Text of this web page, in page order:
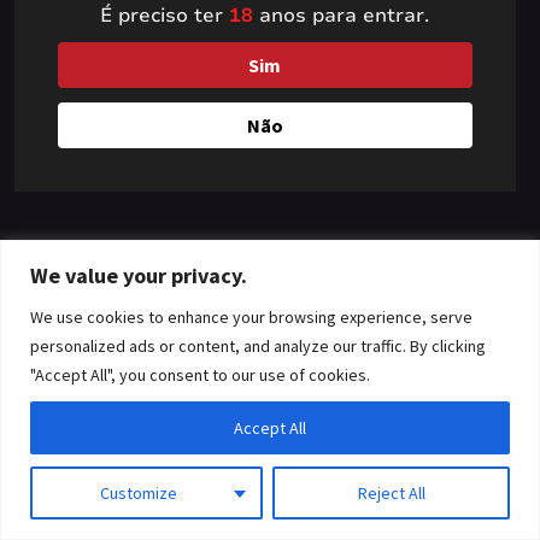
We value your privacy.
We use cookies to enhance your browsing experience, serve
personalized ads or content, and analyze our traffic. By clicking
"Accept All", you consent to our use of cookies.
Customize Reject All
Accept All
something amazing
— check back soon!
É preciso ter 18 anos para entrar.
Sim
Não